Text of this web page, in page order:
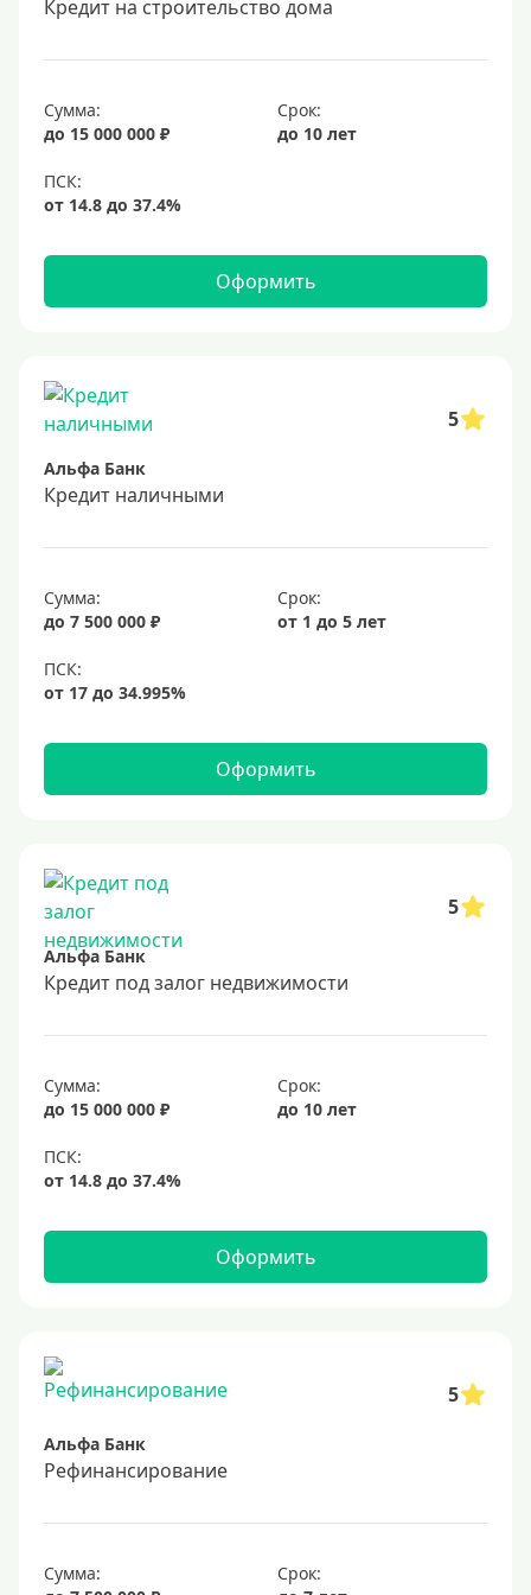
20 лет
25 лет
30 лет
Месяц
2 месяца
3 месяца
6 месяцев
Ставка
4%
6%
7%
8%
9%
11%
12%
14%
15%
16%
17%
20%
Сумма
1000000 руб
1200000 руб
1300000 руб
1500000 руб
1600000 руб
Кредит на строительство дома
Сумма:
до 15 000 000 ₽
Срок:
до 10 лет
Оформить
5
Альфа Банк
Кредит наличными
Сумма:
до 7 500 000 ₽
Срок:
от 1 до 5 лет
Оформить
5
Альфа Банк
Кредит под залог недвижимости
Сумма:
до 15 000 000 ₽
Срок:
до 10 лет
Оформить
5
Альфа Банк
Рефинансирование
Сумма:
Срок: